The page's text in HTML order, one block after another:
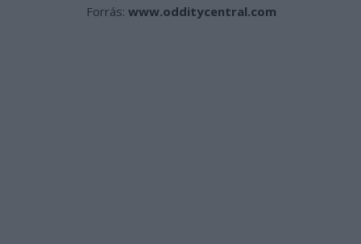
Forrás: www.odditycentral.com